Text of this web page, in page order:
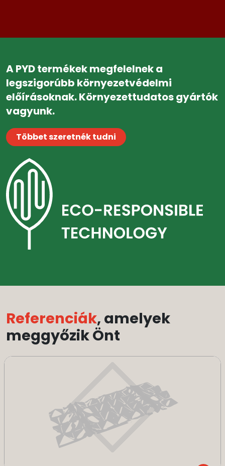
A PYD termékek megfelelnek a
legszigorúbb környezetvédelmi
előírásoknak. Környezettudatos gyártók
vagyunk.
Többet szeretnék tudni
Referenciák, amelyek
meggyőzik Önt